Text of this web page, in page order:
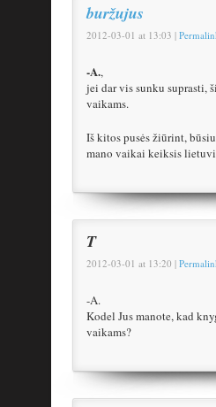
buržujus
2012-03-01 at 13:03 |
-A.,
jei dar vis sunku suprasti,
vaikams.
Iš kitos pusės žiūrint,
mano vaikai keiksis
T
2012-03-01 at 13:20 |
-A.
Kodel Jus manote, kad
vaikams?